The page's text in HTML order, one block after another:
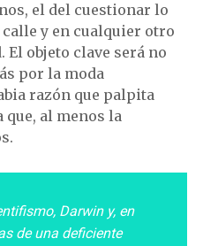
el del cuestionar lo
calle y en cualquier otro
objeto clave será no
por la moda
razón que palpita
que, al menos la
Darwin y, en
de una deficiente